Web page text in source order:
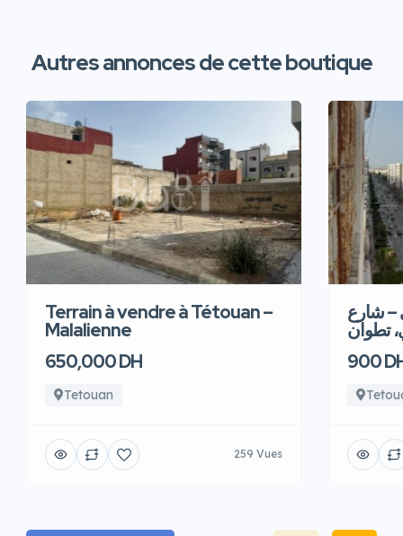
Autres annonces de cette boutique
Terrain à vendre à Tétouan –
Malalienne
650,000 DH
Tetouan
259 Vues
– شارع
تطوان
900